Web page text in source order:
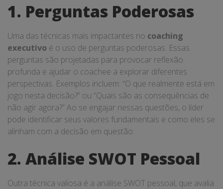
1. Perguntas Poderosas
Uma das técnicas mais impactantes no coaching
executivo é o uso de perguntas poderosas. Essas
perguntas são projetadas para provocar reflexão
profunda e ajudar o coachee a explorar diferentes
perspectivas. Exemplos incluem: “O que realmente está em
jogo nesta decisão?” ou “Quais são as consequências de
não agir agora?” Ao se engajar nessas questões, o líder
pode identificar seus valores fundamentais e como eles se
alinham com a decisão em questão.
2. Análise SWOT Pessoal
Outra técnica valiosa é a análise SWOT pessoal, que avalia